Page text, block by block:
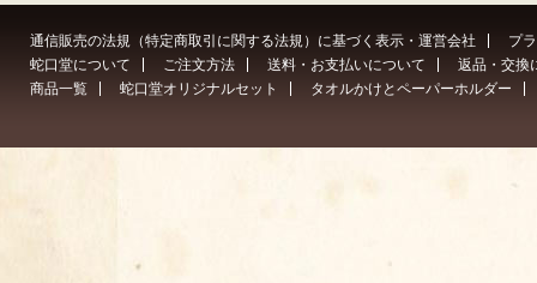
通信販売の法規（特定商取引に関する法規）に基づく表示・運営会社
プ
蛇口堂について
ご注文方法 送料・お支払いについて
返品・交換
商品一覧
蛇口堂オリジナルセット タオルかけとペーパーホルダー